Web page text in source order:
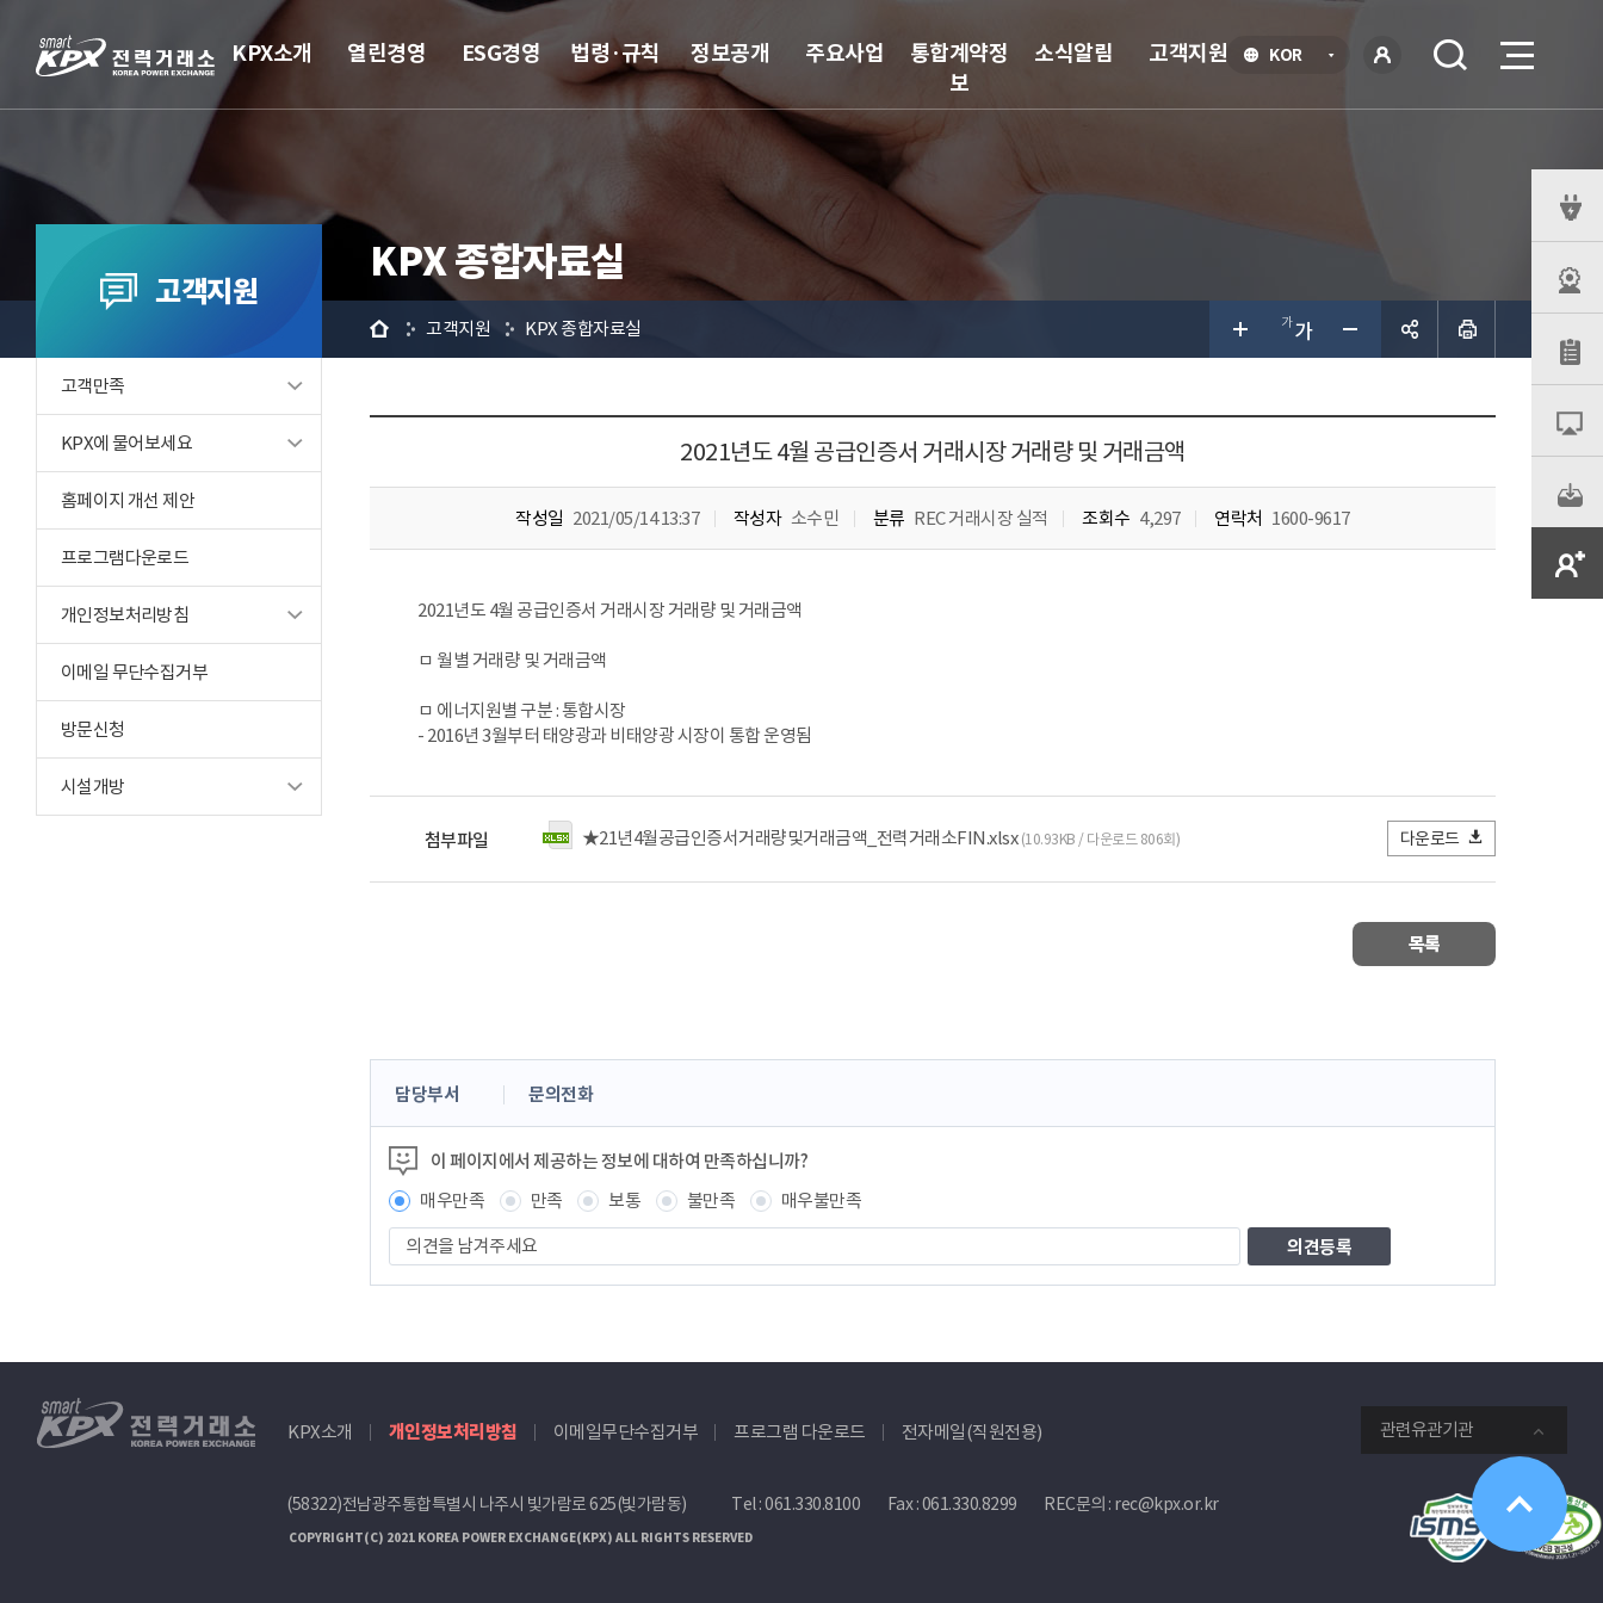
KOR언
그인
KPX소개 열린경영 ESG경영 법령·규칙 정보공개 주요사업
통합계약정
보
소식알림 고객지원
고객지원
고객만족
KPX에 물어보세요
홈페이지 개선 제안
프로그램다운로드
개인정보처리방침
이메일 무단수집거부
방문신청
시설개방
KPX 종합자료실
홈 고객지원 KPX 종합자료실
2021년도 4월 공급인증서 거래시장 거래량 및 거래금액
작성일 2021/05/14 13:37 작성자 소수민 분류 REC 거래시장 실적 조회수 4,297 연락처 1600-9617
2021년도 4월 공급인증서 거래시장 거래량 및 거래금액
ㅁ 월별 거래량 및 거래금액
ㅁ 에너지원별 구분 : 통합시장
- 2016년 3월부터 태양광과 비태양광 시장이 통합 운영됨
첨부파일 ★21년4월공급인증서거래량및거래금액_전력거래소FIN.xlsx (10.93KB / 다운로드 806회) 다운로드
목록
콘
츠
정
보
책
임
자
담당부서 문의전화
이 페이지에서 제공하는 정보에 대하여 만족하십니까?
매우만족
만족 보통 불만족
매우불만족
견
을
주
전
래
소
관련유관기관
KPX소개 개인정보처리방침 이메일무단수집거부 프로그램 다운로드 전자메일(직원전용)
(58322)전남광주통합특별시 나주시 빛가람로 625(빛가람동) Tel :061.330.8100 Fax : 061.330.8299 REC문의 : rec@kpx.or.kr
COPYRIGHT(C) 2021 KOREA POWER EXCHANGE(KPX) ALL RIGHTS RESERVED